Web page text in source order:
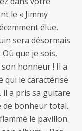
le « Jimmy
élue,
sera désormais
Où que je sois,
honneur ! Il a
qui le caractérise
il a pris sa guitare
de bonheur total.
le pavillon.